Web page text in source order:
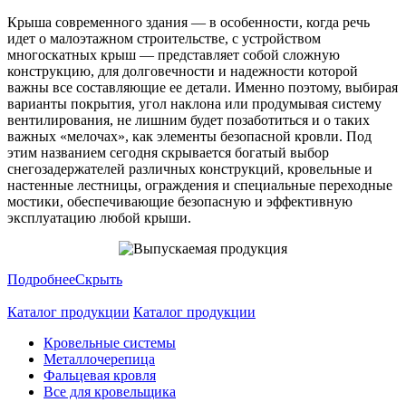
Крыша современного здания — в особенности, когда речь
идет о малоэтажном строительстве, с устройством
многоскатных крыш — представляет собой сложную
конструкцию, для долговечности и надежности которой
важны все составляющие ее детали. Именно поэтому, выбирая
варианты покрытия, угол наклона или продумывая систему
вентилирования, не лишним будет позаботиться и о таких
важных «мелочах», как элементы безопасной кровли. Под
этим названием сегодня скрывается богатый выбор
снегозадержателей различных конструкций, кровельные и
настенные лестницы, ограждения и специальные переходные
мостики, обеспечивающие безопасную и эффективную
эксплуатацию любой крыши.
ПодробнееСкрыть
Каталог продукции Каталог продукции
Кровельные системы
Металлочерепица
Фальцевая кровля
Все для кровельщика